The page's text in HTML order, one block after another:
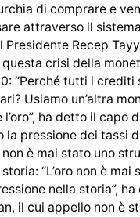
di comprare e
attraverso il
Presidente Recep
crisi della
“Perché tutti i crediti
Usiamo un’altra
ha detto il capo
la pressione dei tassi
non è mai stato uno
“L’oro non è mai
nella storia”,
il cui appello non è